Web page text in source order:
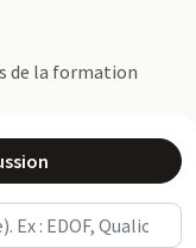
de la formation